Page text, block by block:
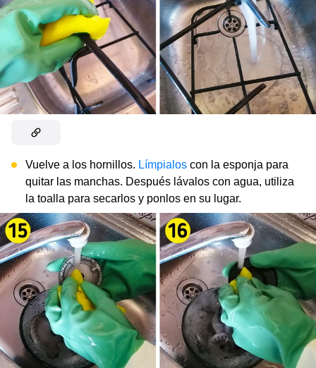
Vuelve a los hornillos. Límpialos con la esponja para
quitar las manchas. Después lávalos con agua, utiliza
la toalla para secarlos y ponlos en su lugar.